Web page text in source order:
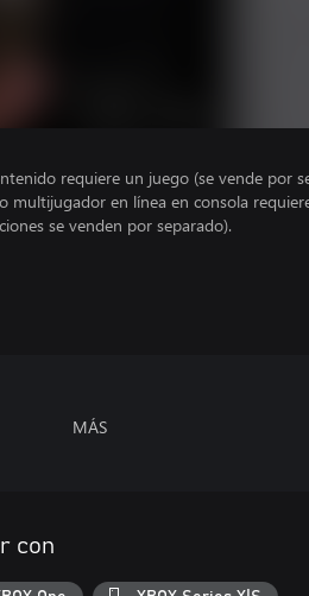
requiere un juego (se vende por
multijugador en línea en consola
se venden por separado).
MÁS
con